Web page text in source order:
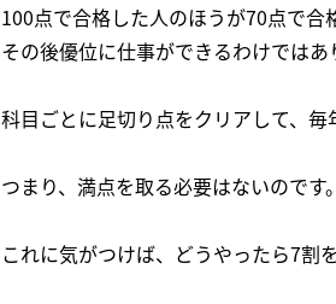
100点で合格した人のほうが70点で合
その後優位に仕事ができるわけではあ
科目ごとに足切り点をクリアして、毎
つまり、満点を取る必要はないのです。
これに気がつけば、どうやったら7割